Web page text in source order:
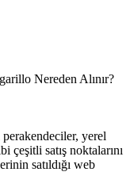
Nereden Alınır?
yerel
çeşitli satış noktalarını
satıldığı web